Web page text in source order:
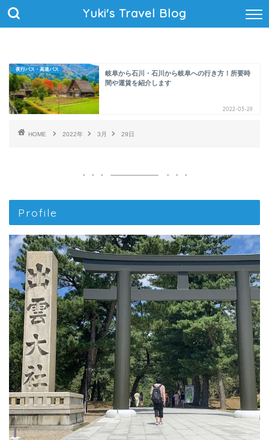
Yuki's Travel Blog
夜行バス・高速バス
岐阜から石川・石川から岐阜への行き方！所要時
間や運賃を紹介します
2022-03-29
HOME 2022年 3月 29日
Profile